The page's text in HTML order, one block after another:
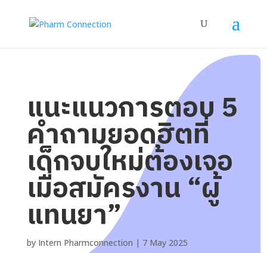
แนะแนวการตอบ 5
คำถามยอดฮิตที่
เด็กจบใหม่ต้องเจอ
เมื่อสมัครงาน “ผู้
แทนยา”
by Intern Pharmconnection | 7 May 2025